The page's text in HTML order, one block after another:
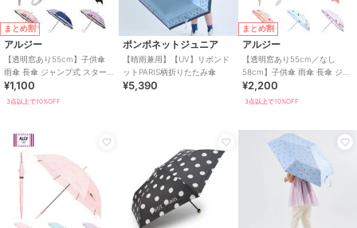
まとめ割
アルジー
【透明窓あり55cm】子供傘
雨傘 長傘 ジャンプ式 スター
ドット ボーダー ロゴ UV
¥1,100
3点以上で10%OFF
ポンポネットジュニア
【晴雨兼用】【UV】リボンド
ットPARIS柄折りたたみ傘
¥5,390
まとめ割
アルジー
【透明窓あり55cm／なし
58cm】子供傘 雨傘 長傘 ジャ
ンプ式 ボーダー ハート チェリ
ー UV
¥2,200
3点以上で10%OFF